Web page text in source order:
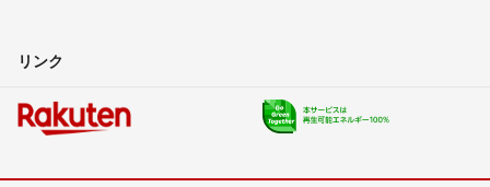
リンク